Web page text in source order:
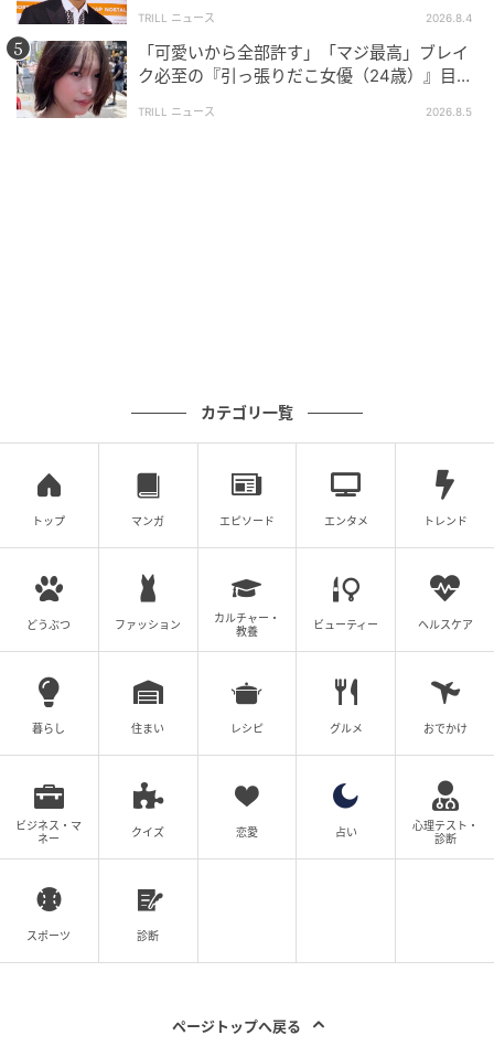
TRILL ニュース 2026.8.4
「可愛いから全部許す」「マジ最高」ブレイ
ク必至の『引っ張りだこ女優（24歳）』目が
TRILL ニュース 2026.8.5
カテゴリ一覧
トップ マンガ エピソード エンタメ トレンド
どうぶつ ファッション
カルチャー・
教養
ビューティー ヘルスケア
暮らし 住まい レシピ グルメ おでかけ
ビジネス・マ
ネー
クイズ 恋愛 占い
心理テスト・
診断
スポーツ 診断
ページトップへ戻る